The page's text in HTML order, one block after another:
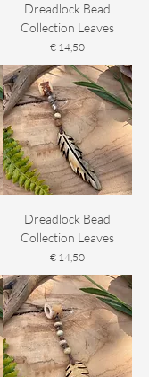
Dreadlock Bead
Collection Leaves
Prijs
€ 14,50
Dreadlock Bead
Collection Leaves
Prijs
€ 14,50